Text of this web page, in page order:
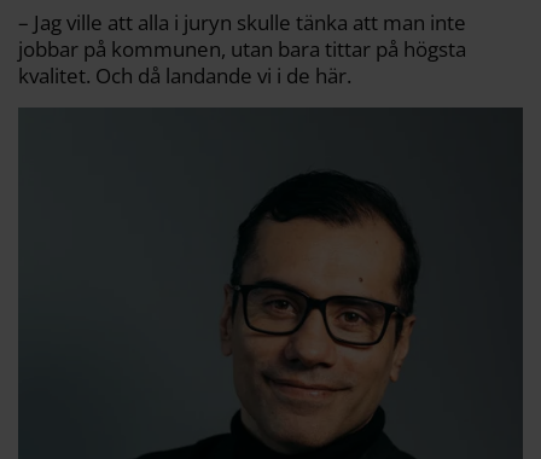
– Jag ville att alla i juryn skulle tänka att man inte
jobbar på kommunen, utan bara tittar på högsta
kvalitet. Och då landande vi i de här.